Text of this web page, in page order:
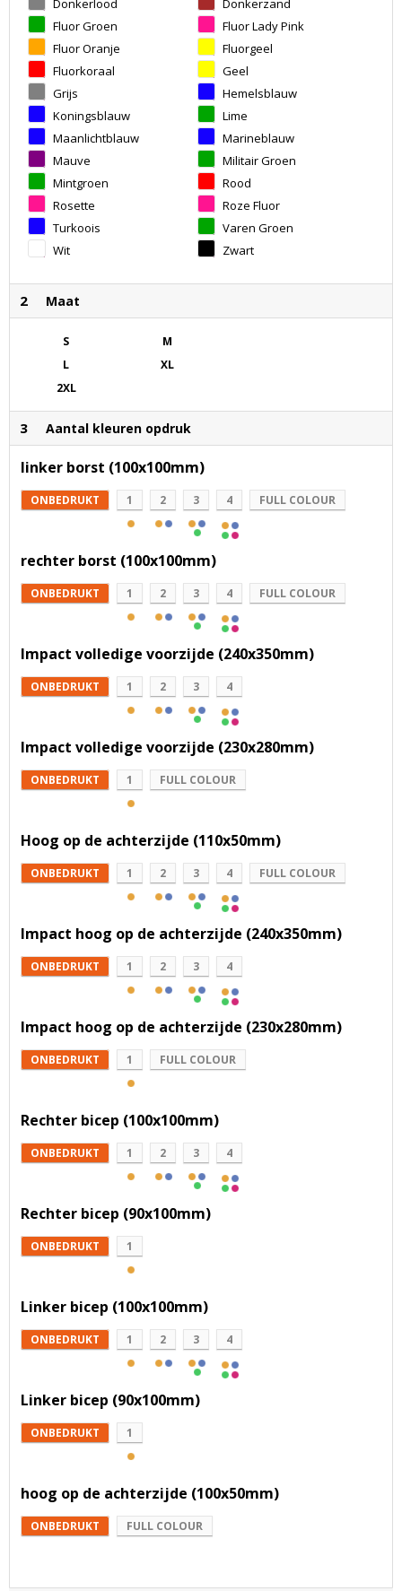
Donkerlood
Donkerzand
Fluor Groen
Fluor Lady Pink
Fluor Oranje
Fluorgeel
Fluorkoraal
Geel
Grijs
Hemelsblauw
Koningsblauw
Lime
Maanlichtblauw
Marineblauw
Mauve
Militair Groen
Mintgroen
Rood
Rosette
Roze Fluor
Turkoois
Varen Groen
Wit
Zwart
2 Maat
S
M
L
XL
2XL
3 Aantal kleuren opdruk
linker borst (100x100mm)
ONBEDRUKT 1 2 3 4 FULL COLOUR
rechter borst (100x100mm)
ONBEDRUKT 1 2 3 4 FULL COLOUR
Impact volledige voorzijde (240x350mm)
ONBEDRUKT 1 2 3 4
Impact volledige voorzijde (230x280mm)
ONBEDRUKT 1 FULL COLOUR
Hoog op de achterzijde (110x50mm)
ONBEDRUKT 1 2 3 4 FULL COLOUR
Impact hoog op de achterzijde (240x350mm)
ONBEDRUKT 1 2 3 4
Impact hoog op de achterzijde (230x280mm)
ONBEDRUKT 1 FULL COLOUR
Rechter bicep (100x100mm)
ONBEDRUKT 1 2 3 4
Rechter bicep (90x100mm)
ONBEDRUKT 1
Linker bicep (100x100mm)
ONBEDRUKT 1 2 3 4
Linker bicep (90x100mm)
ONBEDRUKT 1
hoog op de achterzijde (100x50mm)
ONBEDRUKT FULL COLOUR